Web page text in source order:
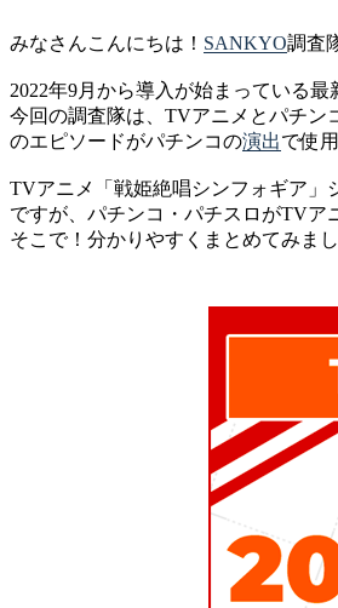
みなさんこんにちは！ SANKYO調査
2022年9月から導入が始まっている
今回の調査隊は、TVアニメとパチン
のエピソードがパチンコの演出で使
TVアニメ「戦姫絶唱シンフォギア」
ですが、パチンコ・パチスロがTVア
そこで！分かりやすくまとめてみま